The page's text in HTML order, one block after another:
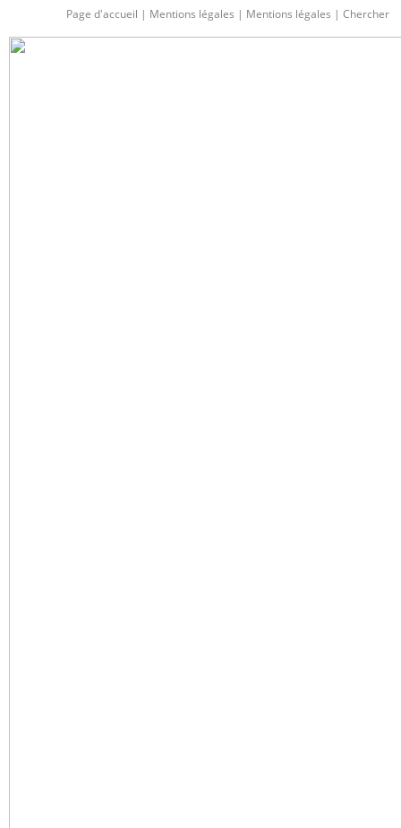
Page d'accueil | Mentions légales | Mentions légales | Chercher